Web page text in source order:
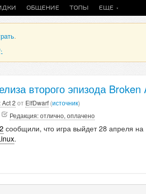
ОБЩЕНИЕ ТОПЫ ЕЩЕ
.
второго эпизода Broken
Act 2 от ElfDwarf(источник)
Редакция: отлично, оплачено
сообщили, что игра выйдет 28 апреля на
.